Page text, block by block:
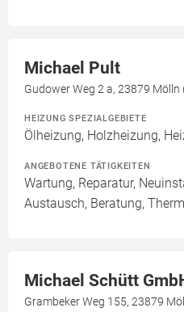
Michael Pult
Gudower Weg 2 a, 23879
HEIZUNG SPEZIALGEBIETE
Ölheizung, Holzheizung,
ANGEBOTENE TÄTIGKEITEN
Wartung, Reparatur,
Austausch, Beratung,
Michael Schütt
Grambeker Weg 155, 23879